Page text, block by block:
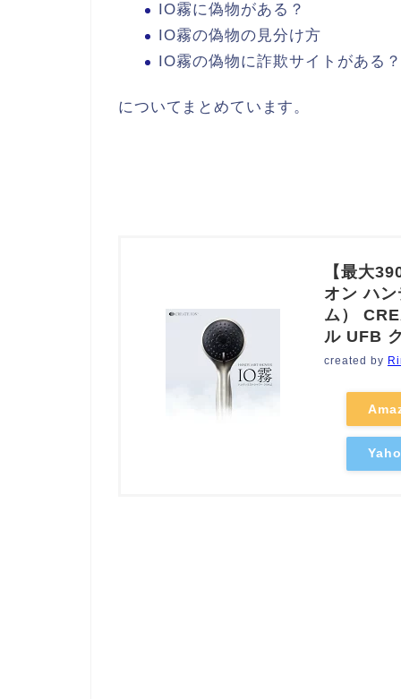
IO霧に偽物がある？
IO霧の偽物の見分け方
IO霧の偽物に詐欺サイトがある
についてまとめています。
【最大
オン ハ
ム）
ル UFB
created by